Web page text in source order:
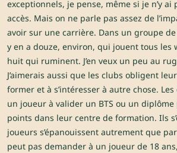
exceptionnels, je pense, même si je n’y
accès. Mais on ne parle pas assez de
avoir sur une carrière. Dans un groupe
y en a douze, environ, qui jouent tous les
huit qui ruminent. J’en veux un peu au
J’aimerais aussi que les clubs obligent
former et à s’intéresser à autre chose.
un joueur à valider un BTS ou un diplôme
points dans leur centre de formation. Ils
joueurs s’épanouissent autrement que
peut pas demander à un joueur de 18